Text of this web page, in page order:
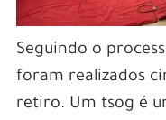
Seguindo o
foram realizados
retiro. Um tsog é